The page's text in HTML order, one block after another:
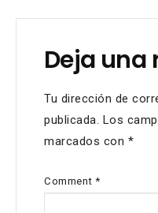
entradas
de
entradas
Deja una
Tu dirección de
publicada. Los
marcados con *
Comment *